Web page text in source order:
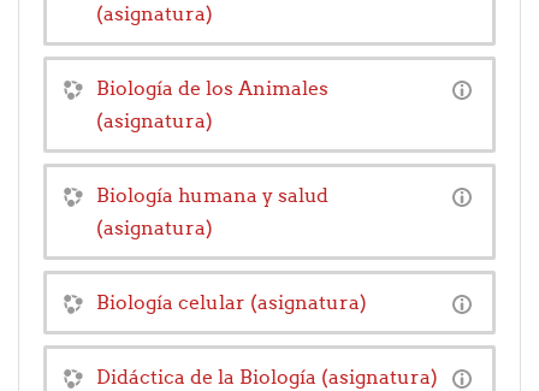
(asignatura)
Biología de los Animales
(asignatura)
Biología humana y salud
(asignatura)
Biología celular (asignatura)
Didáctica de la Biología (asignatura)